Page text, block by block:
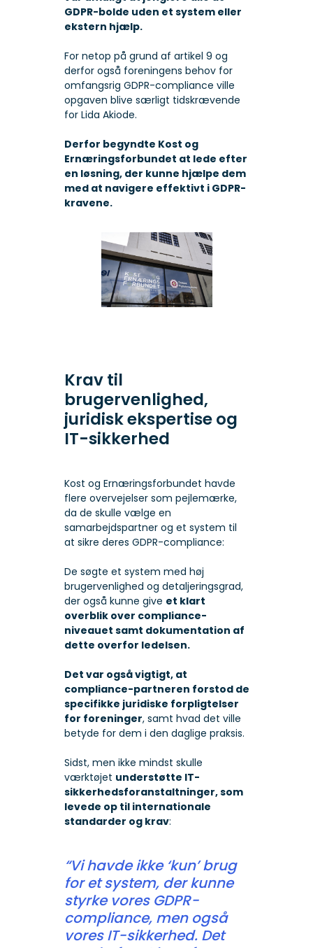
GDPR-bolde uden et system eller
ekstern hjælp.
For netop på grund af artikel 9 og
derfor også foreningens behov for
omfangsrig GDPR-compliance ville
opgaven blive særligt tidskrævende
for Lida Akiode.
Derfor begyndte Kost og
Ernæringsforbundet at lede efter
en løsning, der kunne hjælpe dem
med at navigere effektivt i GDPR-
kravene.
Krav til
brugervenlighed,
juridisk ekspertise og
IT-sikkerhed
Kost og Ernæringsforbundet havde
flere overvejelser som pejlemærke,
da de skulle vælge en
samarbejdspartner og et system til
at sikre deres GDPR-compliance:
De søgte et system med høj
brugervenlighed og detaljeringsgrad,
der også kunne give et klart
overblik over compliance-
niveauet samt dokumentation af
dette overfor ledelsen.
Det var også vigtigt, at
compliance-partneren forstod de
specifikke juridiske forpligtelser
for foreninger, samt hvad det ville
betyde for dem i den daglige praksis.
Sidst, men ikke mindst skulle
værktøjet understøtte IT-
sikkerhedsforanstaltninger, som
levede op til internationale
standarder og krav:
“Vi havde ikke ‘kun’ brug
for et system, der kunne
styrke vores GDPR-
compliance, men også
vores IT-sikkerhed. Det